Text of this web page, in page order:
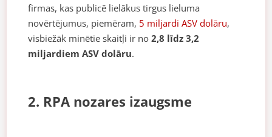
firmas, kas publicē lielākus tirgus lieluma
novērtējumus, piemēram, 5 miljardi ASV dolāru,
visbiežāk minētie skaitļi ir no2,8 līdz 3,2
miljardiem ASV dolāru.
2. RPA nozares izaugsme